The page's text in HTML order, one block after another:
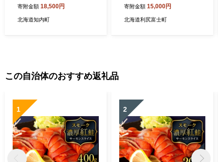
≪上磯漁業協同組合≫
寄附金額 18,500円
北海道知内町
寄附金額 15,000円
北海道利尻富士町
この自治体のおすすめ返礼品
1 2